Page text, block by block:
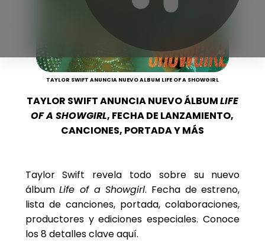
TAYLOR SWIFT ANUNCIA NUEVO ALBUM LIFE OF A SHOWGIRL
TAYLOR SWIFT ANUNCIA NUEVO ÁLBUMLIFE
OF A SHOWGIRL, FECHA DE LANZAMIENTO,
CANCIONES, PORTADA Y MÁS
Taylor Swift revela todo sobre su nuevo
álbumLife of a Showgirl. Fecha de estreno,
lista de canciones, portada, colaboraciones,
productores y ediciones especiales. Conoce
los 8 detalles clave aquí.